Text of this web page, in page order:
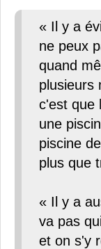
« Il y a
ne peux
quand
plusieurs
c'est que
une
piscine
plus que
« Il y a
va pas
et on s'y